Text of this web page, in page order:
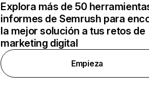
Explora más de 50
informes de Semrush para
la mejor solución a tus retos de
marketing digital
Empieza